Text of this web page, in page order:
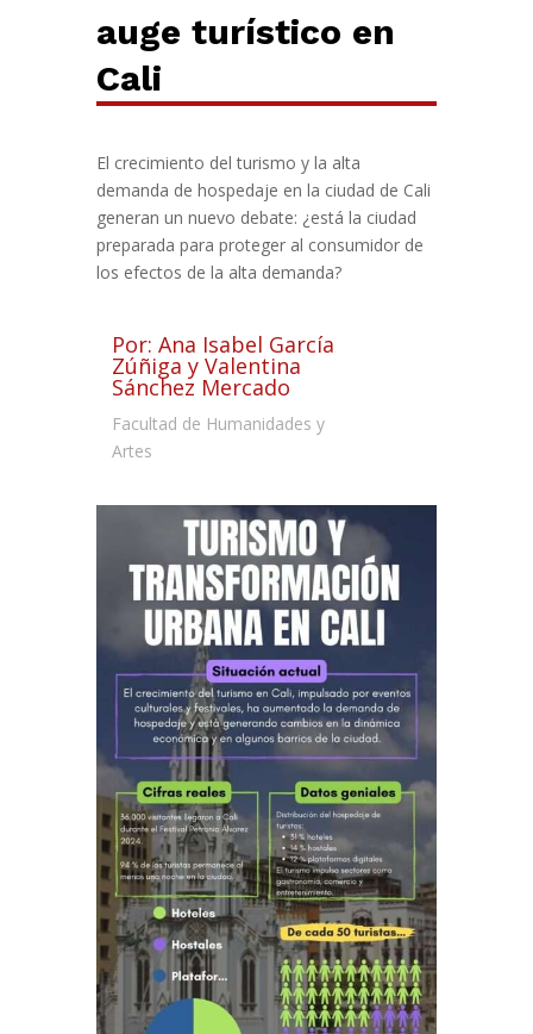
auge turístico en
Cali
El crecimiento del turismo y la alta
demanda de hospedaje en la ciudad de Cali
generan un nuevo debate: ¿está la ciudad
preparada para proteger al consumidor de
los efectos de la alta demanda?
Por: Ana Isabel García
Zúñiga y Valentina
Sánchez Mercado
Facultad de Humanidades y
Artes